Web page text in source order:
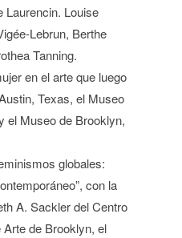
Laurencin. Louise
Lebrun, Berthe
Tanning.
en el arte que luego
Texas, el Museo
el Museo de Brooklyn,
globales:
con la
A. Sackler del Centro
de Brooklyn, el